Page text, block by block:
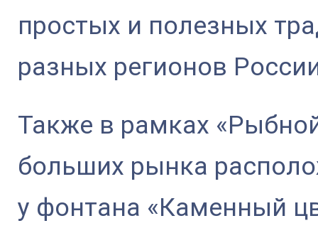
простых и полезных
разных регионов
Также в рамках
больших рынка
у фонтана «Каменный